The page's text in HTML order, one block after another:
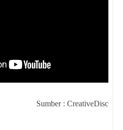
Sumber : CreativeDisc